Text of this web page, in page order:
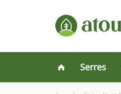
Serres